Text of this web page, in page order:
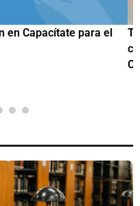
para restringir la
después de que la